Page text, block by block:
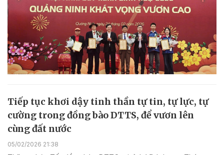
Tiếp tục khơi dậy tinh thần tự tin, tự lực, tự
cường trong đồng bào DTTS, để vươn lên
cùng đất nước
05/02/2026 21:38